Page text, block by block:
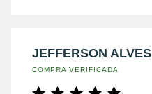
JEFFERSON ALVES
COMPRA VERIFICADA